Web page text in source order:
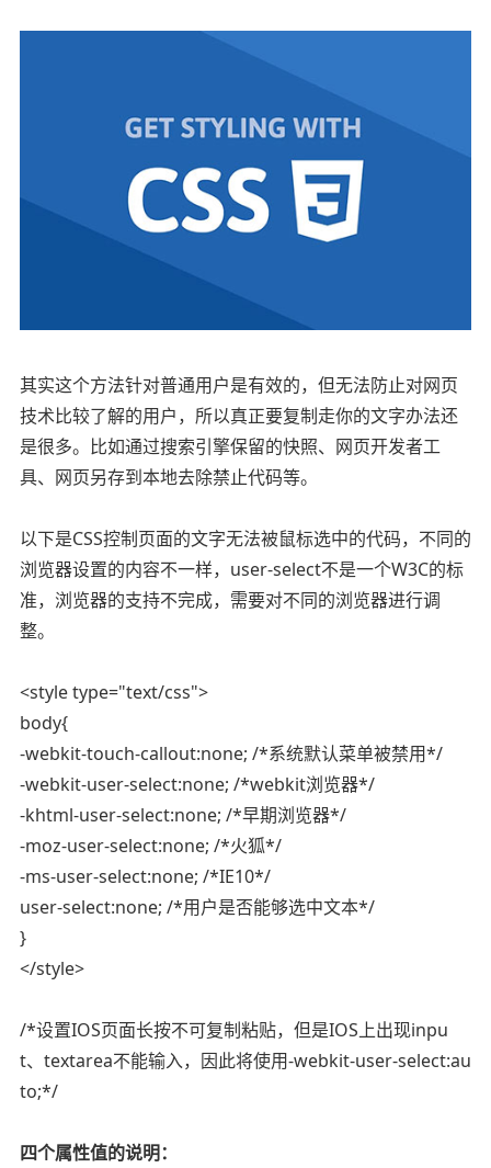
其实这个方法针对普通用户是有效的，但无法防止对网页
技术比较了解的用户，所以真正要复制走你的文字办法还
是很多。比如通过搜索引擎保留的快照、网页开发者工
具、网页另存到本地去除禁止代码等。
以下是CSS控制页面的文字无法被鼠标选中的代码，不同的
浏览器设置的内容不一样，user-select不是一个W3C的标
准，浏览器的支持不完成，需要对不同的浏览器进行调
整。
<style type="text/css">
body{
-webkit-touch-callout:none; /*系统默认菜单被禁用*/
-webkit-user-select:none; /*webkit浏览器*/
-khtml-user-select:none; /*早期浏览器*/
-moz-user-select:none; /*火狐*/
-ms-user-select:none; /*IE10*/
user-select:none; /*用户是否能够选中文本*/
}
</style>
/*设置IOS页面长按不可复制粘贴，但是IOS上出现inpu
t、textarea不能输入，因此将使用-webkit-user-select:au
to;*/
四个属性值的说明：